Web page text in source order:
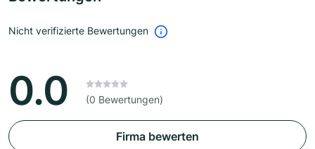
Nicht verifizierte Bewertungen
0.0 (0 Bewertungen)
Firma bewerten